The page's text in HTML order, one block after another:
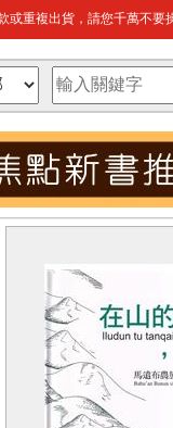
或重複出貨，請您千萬不要